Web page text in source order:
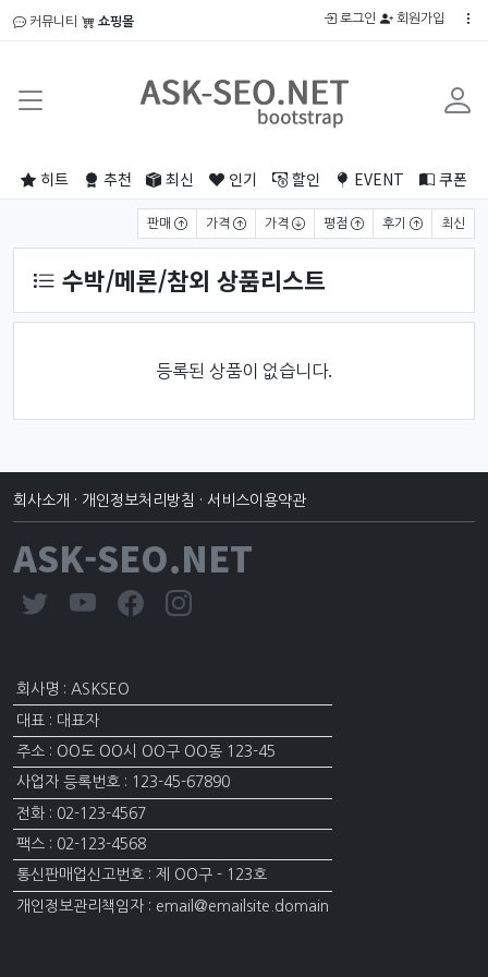
커뮤니티 쇼핑몰 로그인 회원가입
히트 추천 최신 인기 할인 EVENT 쿠폰
판매 가격 가격 평점 후기 최신
수박/메론/참외 상품리스트
등록된 상품이 없습니다.
회사소개 · 개인정보처리방침 · 서비스이용약관
ASK-SEO.NET
회사명 : ASKSEO
대표 : 대표자
주소 : OO도 OO시 OO구 OO동 123-45
사업자 등록번호 : 123-45-67890
전화 : 02-123-4567
팩스 : 02-123-4568
통신판매업신고번호 : 제 OO구 - 123호
개인정보관리책임자 : email@emailsite.domain